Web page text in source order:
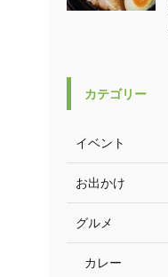
カテゴリー
イベント
お出かけ
グルメ
カレー